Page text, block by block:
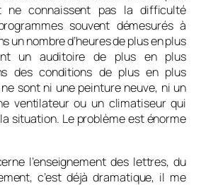
ne connaissent pas la difficulté
souvent démesurés à
un nombre d’heures de plus en plus
un auditoire de plus en plus
des conditions de plus en plus
sont ni une peinture neuve, ni un
ventilateur ou un climatiseur qui
situation. Le problème est énorme
l’enseignement des lettres, du
c’est déjà dramatique, il me